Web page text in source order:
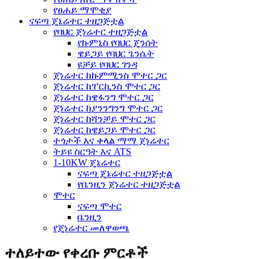
የፀሐይ ማሞቂያ
ናፍጣ ጄኔሬተር ተዘጋጅቷል
የባህር ጀነሬተር ተዘጋጅቷል
የኩምኒስ የባህር ጄንሰት
ዌይጋይ የባህር ጌንሴት
ዩቻይ የባህር ገንዳ
ጀነሬተር ከኩምሚንስ ሞተር ጋር
ጀነሬተር ከፐርኪንስ ሞተር ጋር
ጀነሬተር ከዌፋንግ ሞተር ጋር
ጀነሬተር ከያንንግንግ ሞተር ጋር
ጀነሬተር ከሻንቻይ ሞተር ጋር
ጀነሬተር ከዌይጋይ ሞተር ጋር
ተጎታች እና ቀላል ማማ ጀነሬተር
ትይዩ ስርዓት እና ATS
1-10KW ጄኔሬተር
ናፍጣ ጄኔሬተር ተዘጋጅቷል
የቤንዚን ጀነሬተር ተዘጋጅቷል
ሞተር
ናፍጣ ሞተር
ቤንዚን
የጄነሬተር መለዋወጫ
ተለይተው የቀረቡ ምርቶች